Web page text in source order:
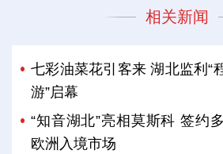
相关新闻
七彩油菜花引客来 湖北监利“
游”启幕
“知音湖北”亮相莫斯科 签约
欧洲入境市场